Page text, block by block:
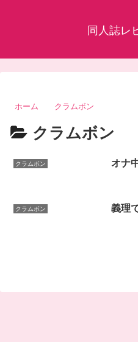
同人誌レ
ホーム クラムボン
クラムボン
クラムボン オナ
クラムボン 義理